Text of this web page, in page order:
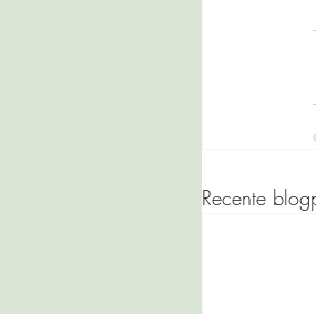
Recente